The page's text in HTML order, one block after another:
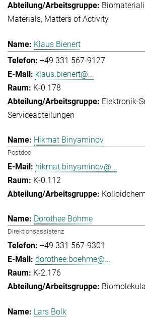
Materials Matters of Activity
Klaus Bienert
+49 331 567-9127
klaus.bienert@...
K-0.178
Elektronik-
Serviceabteilungen
Hikmat Binyaminov
Postdoc
hikmat.binyaminov@...
K-0.112
Dorothee Böhme
Direktionsassistenz
+49 331 567-9301
dorothee.boehme@...
K-2.176
Lars Bolk